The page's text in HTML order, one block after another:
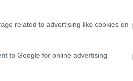
related to advertising like cookies on
to Google for online advertising